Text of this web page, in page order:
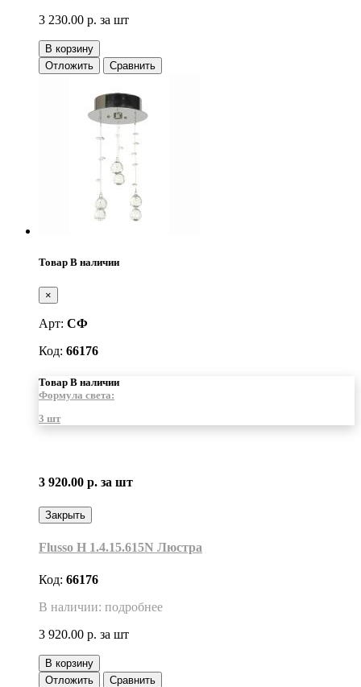
3 230.00 р. за шт
В корзину
Отложить
Сравнить
Товар В наличии
×
Арт: СФ
Код: 66176
Товар В наличии
Формула света:
3 шт
3 920.00 р. за шт
Закрыть
Flusso H 1.4.15.615N Люстра
Код: 66176
В наличии: подробнее
3 920.00 р. за шт
В корзину
Отложить
Сравнить